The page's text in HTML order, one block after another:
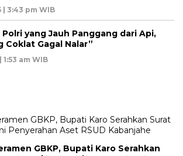
3:43 pm WIB
yang Jauh Panggang dari Api,
Coklat Gagal Nalar”
am WIB
GBKP, Bupati Karo Serahkan